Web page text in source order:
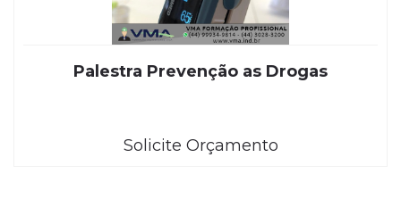
Palestra Prevenção as Drogas
Solicite Orçamento